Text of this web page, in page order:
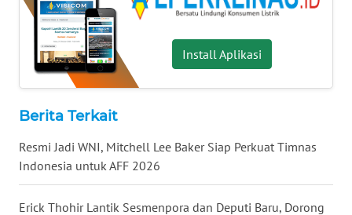
Install Aplikasi
Berita Terkait
Resmi Jadi WNI, Mitchell Lee Baker Siap Perkuat Timnas
Indonesia untuk AFF 2026
Erick Thohir Lantik Sesmenpora dan Deputi Baru, Dorong
JATIM
WN
BALI
WN
KALBAR
WN
KALTENG